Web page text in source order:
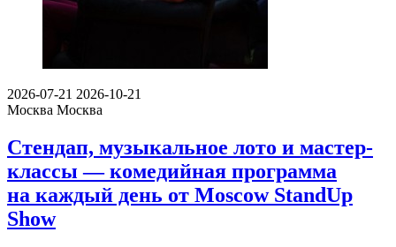
2026-07-21 2026-10-21
Москва Москва
Стендап, музыкальное лото и мастер-
классы — комедийная программа
на каждый день от Moscow StandUp
Show